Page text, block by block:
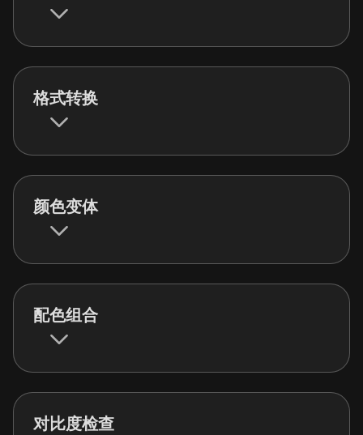
格式转换
颜色变体
配色组合
对比度检查